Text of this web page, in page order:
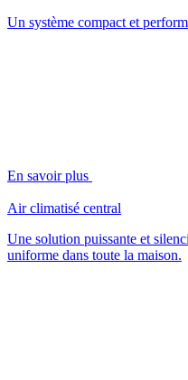
Un système compact et
En savoir plus
Air climatisé central
Une solution puissante et
uniforme dans toute la maison.